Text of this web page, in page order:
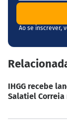
Ao se inscrever,
IHGG recebe
Salatiel